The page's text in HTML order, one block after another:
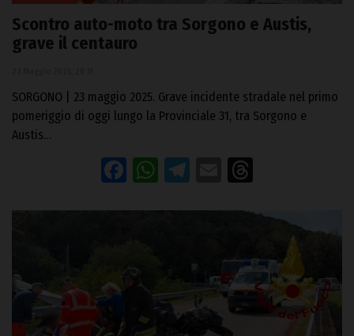
Scontro auto-moto tra Sorgono e Austis,
grave il centauro
SORGONO | 23 maggio 2025. Grave incidente stradale nel primo
pomeriggio di oggi lungo la Provinciale 31, tra Sorgono e
Austis…
Facebook
WhatsApp
Telegram
Email